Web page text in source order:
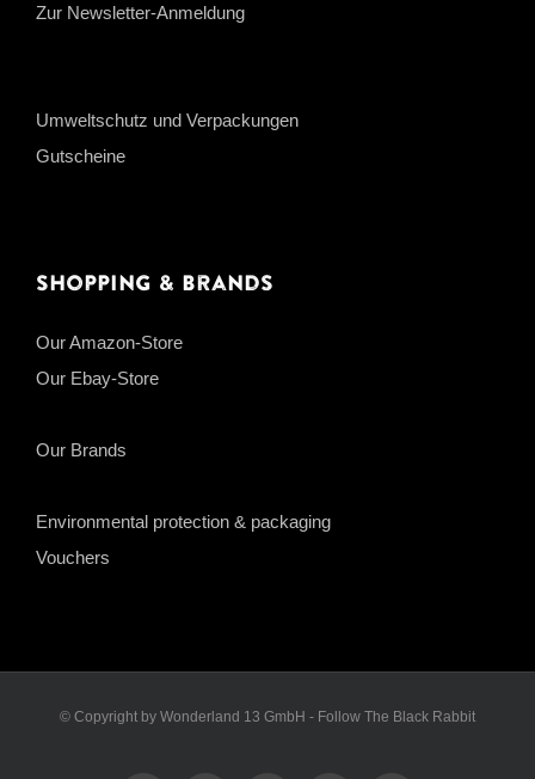
Zur Newsletter-Anmeldung
Umweltschutz und Verpackungen
Gutscheine
Shopping & Brands
Our Amazon-Store
Our Ebay-Store
Our Brands
Environmental protection & packaging
Vouchers
© Copyright by Wonderland 13 GmbH - Follow The Black Rabbit